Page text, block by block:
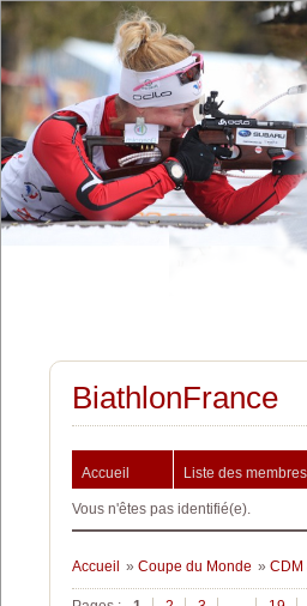
BiathlonFrance
Accueil Liste des membres
Vous n'êtes pas identifié(e).
Accueil » Coupe du Monde » CDM